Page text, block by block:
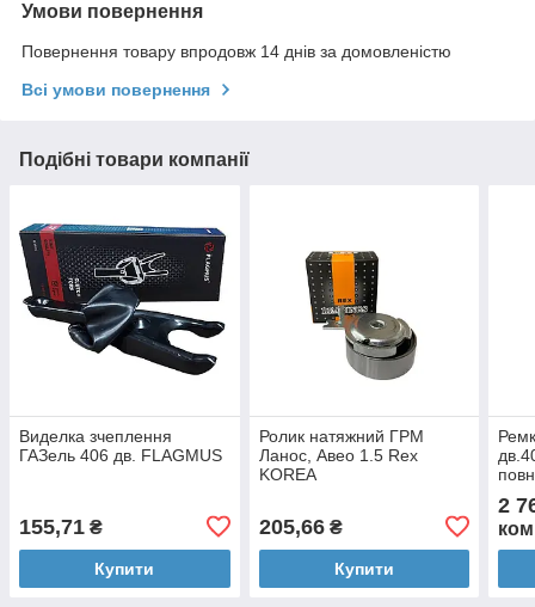
Умови повернення
Повернення товару впродовж 14 днів за домовленістю
Всі умови повернення
Подібні товари компанії
Виделка зчеплення
ГАЗель 406 дв. FLAGMUS
155,71 ₴
Купити
Ролик натяжний ГРМ
Ланос, Авео 1.5 Rex
KOREA
205,66₴
Купити
2